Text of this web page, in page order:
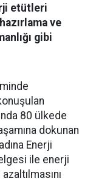
etütleri
ve
gibi
80 ülkede
dokunan
Enerji
ile enerji